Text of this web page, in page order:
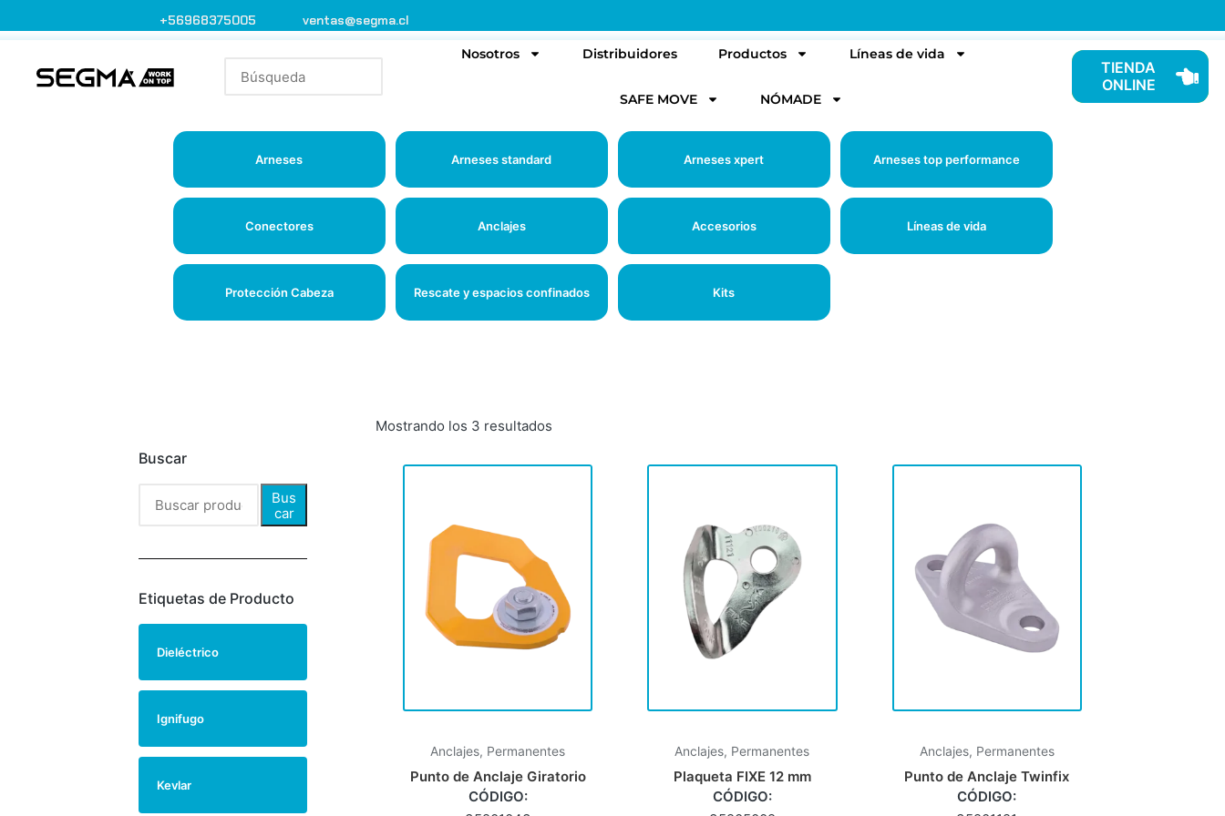
+56968375005 ventas@segma.cl
Nosotros Distribuidores Productos Líneas de vida
SAFE MOVE NÓMADE
TIENDA
ONLINE
Arneses Arneses standard Arneses xpert Arneses top performance
Conectores Anclajes Accesorios Líneas de vida
Protección Cabeza Rescate y espacios confinados Kits
Buscar
Bus
car
Etiquetas de Producto
Dieléctrico
Ignifugo
Kevlar
Mostrando los 3 resultados
Anclajes, Permanentes
Punto de Anclaje Giratorio
CÓDIGO:
Anclajes, Permanentes
Plaqueta FIXE 12 mm
CÓDIGO:
Anclajes, Permanentes
Punto de Anclaje Twinfix
CÓDIGO: